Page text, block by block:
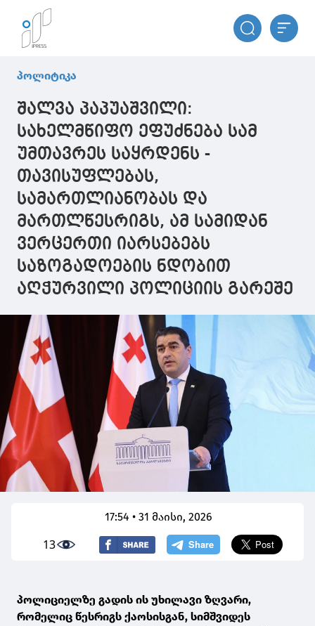
პოლიტიკა
შალვა პაპუაშვილი:
სახელმწიფო ეფუძნება სამ
უმთავრეს საყრდენს -
თავისუფლებას,
სამართლიანობას და
მართლწესრიგს, ამ სამიდან
ვერცერთი იარსებებს
საზოგადოების ნდობით
აღჭურვილი პოლიციის გარეშე
17:54 • 31 მაისი, 2026
13
პოლიციელზე გადის ის უხილავი ზღვარი,
რომელიც წესრიგს ქაოსისგან, სიმშვიდეს